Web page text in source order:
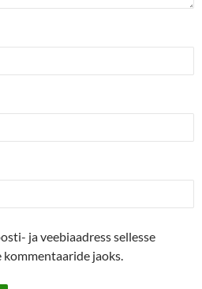
ja veebiaadress sellesse
jaoks.